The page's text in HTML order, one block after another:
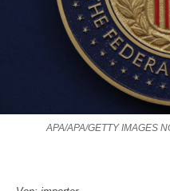
APA/APA/GETTY IMAGES